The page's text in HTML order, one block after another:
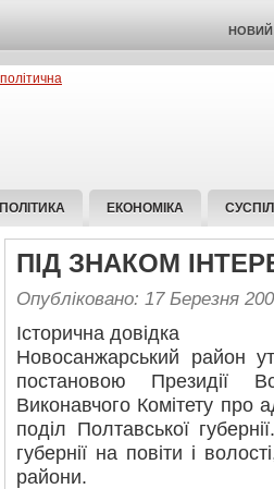
НОВИЙ
ПОЛІТИКА ЕКОНОМІКА
ПІД ЗНАКОМ
Опубліковано: 17 Березня
Історична довідка
Новосанжарський район
постановою Президії
Виконавчого Комітету про
поділ Полтавської
губернії на повіти і
райони.